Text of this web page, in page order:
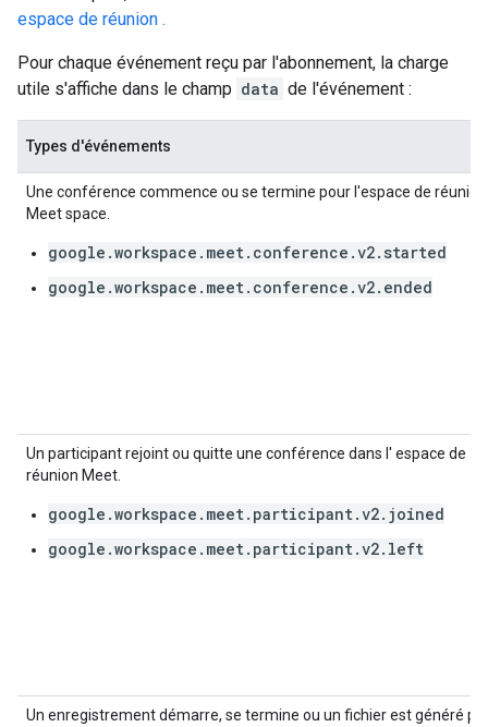
espace de réunion .
Pour chaque événement reçu par l'abonnement, la charge
utile s'affiche dans le champ data de l'événement :
Types d'événements
Une conférence commence ou se termine pour l'espace de réunion
Meet space.
google.workspace.meet.conference.v2.started
google.workspace.meet.conference.v2.ended
Un participant rejoint ou quitte une conférence dans l' espace de
réunion Meet.
google.workspace.meet.participant.v2.joined
google.workspace.meet.participant.v2.left
Un enregistrement démarre, se termine ou un fichier est généré